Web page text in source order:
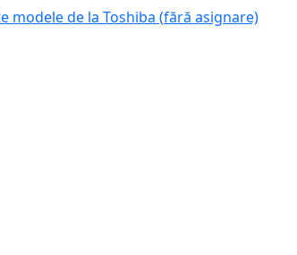
modele de la Toshiba (fără asignare)